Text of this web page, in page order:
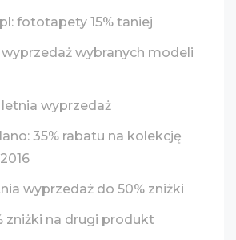
fototapety 15% taniej
wybranych modeli
wyprzedaż
35% rabatu na kolekcję
wyprzedaż do 50% zniżki
zniżki na drugi produkt